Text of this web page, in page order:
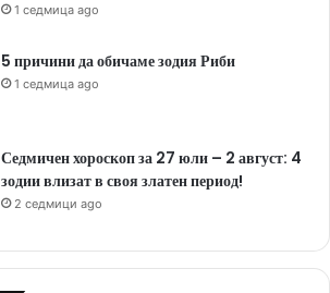
1 седмица ago
5 причини да обичаме зодия Риби
1 седмица ago
Седмичен хороскоп за 27 юли – 2 август: 4
зодии влизат в своя златен период!
2 седмици ago